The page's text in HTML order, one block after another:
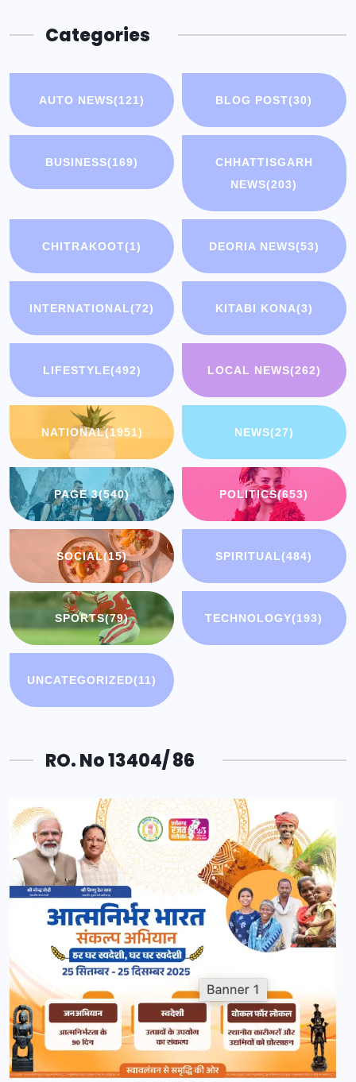
Categories
AUTO NEWS(121) BLOG POST(30)
BUSINESS(169)
CHHATTISGARH
NEWS(203)
CHITRAKOOT(1) DEORIA NEWS(53)
INTERNATIONAL(72) KITABI KONA(3)
LIFESTYLE(492) LOCAL NEWS(262)
NATIONAL(1951) NEWS(27)
PAGE 3(540) POLITICS(653)
SOCIAL(15) SPIRITUAL(484)
SPORTS(79) TECHNOLOGY(193)
UNCATEGORIZED(11)
RO. No 13404/ 86